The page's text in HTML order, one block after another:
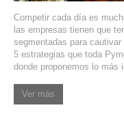
Competir cada día es
las empresas tienen que
segmentadas para
5 estrategias que toda
donde proponemos lo
Ver más